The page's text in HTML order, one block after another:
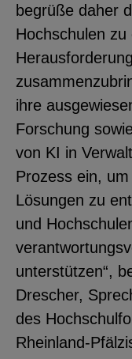
begrüße daher
Hochschulen
ihre
Forschung
von KI in
Prozess ein,
Lösungen zu
und
unterstützen“,
Drescher,
des
Rheinland-